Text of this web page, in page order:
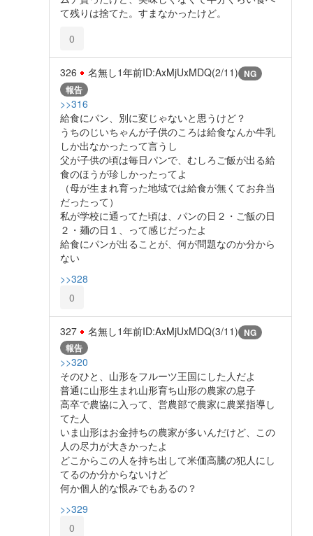
て残りは捨てた。すまなかったけど。
0
326 名無し1年前ID:AxMjUxMDQ(2/11) NG
報告
>>316
給食にパン、別に変じゃないと思うけど？
うちのじいちゃんが子供のころは給食なんか牛乳
しか出なかったって言うし
父が子供の頃は毎日パンで、むしろご飯が出る給
食のほうが珍しかったってよ
（母が生まれ育った地域では給食が無くてお弁当
だったって）
私が学校に通ってた頃は、パンの日２・ご飯の日
２・麺の日１、って感じだったよ
給食にパンが出ることが、何が問題なのか分から
ない
>>328
0
327 名無し1年前ID:AxMjUxMDQ(3/11) NG
報告
>>320
そのひと、山形をフルーツ王国にした人だよ
普通に山形生まれ山形育ち山形の農家の息子
高卒で農協に入って、営農部で農家に農業指導し
てた人
いま山形はお金持ちの農家が多いんだけど、この
人の尽力が大きかったよ
どこからこの人を持ち出して米価高騰の犯人にし
てるのか分からないけど
何か個人的な恨みでもあるの？
>>329
0